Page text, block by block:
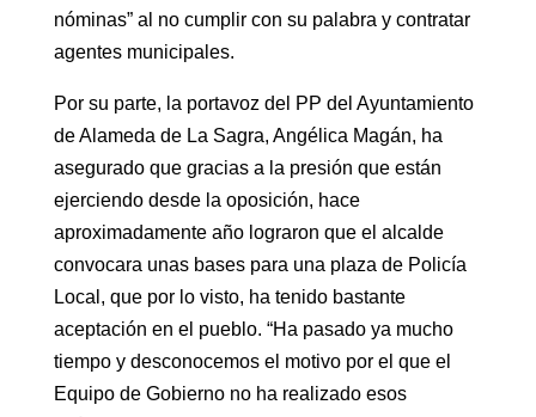
nóminas” al no cumplir con su palabra y contratar
agentes municipales.
Por su parte, la portavoz del PP del Ayuntamiento
de Alameda de La Sagra, Angélica Magán, ha
asegurado que gracias a la presión que están
ejerciendo desde la oposición, hace
aproximadamente año lograron que el alcalde
convocara unas bases para una plaza de Policía
Local, que por lo visto, ha tenido bastante
aceptación en el pueblo. “Ha pasado ya mucho
tiempo y desconocemos el motivo por el que el
Equipo de Gobierno no ha realizado esos